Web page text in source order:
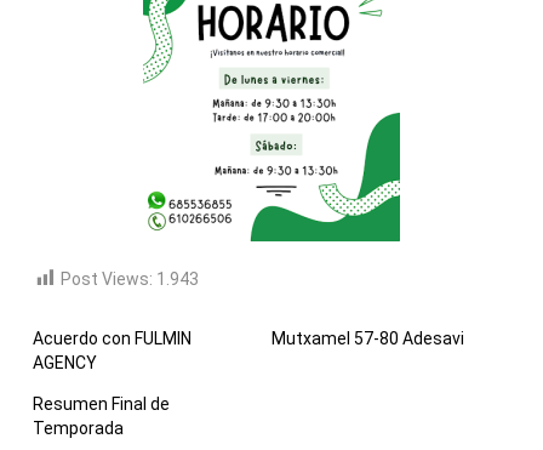
Post Views: 1.943
Acuerdo con FULMIN
AGENCY
Mutxamel 57-80 Adesavi
Resumen Final de
Temporada